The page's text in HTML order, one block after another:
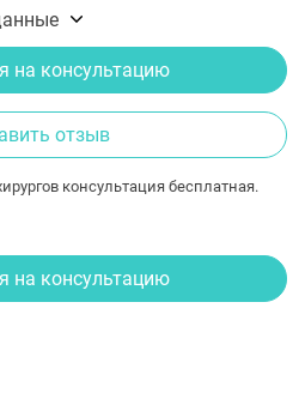
на консультацию
отзыв
консультация бесплатная.
на консультацию